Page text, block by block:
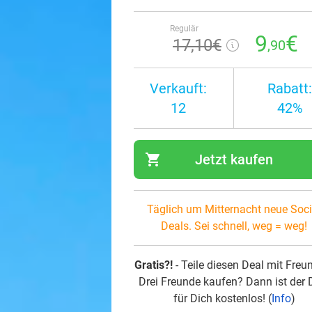
Regulär
17,10€ 9,90€
Verkauft:
12
Rabatt:
42%
shopping_cart Jetzt kaufen
Täglich um Mitternacht neue
Deals. Sei schnell, weg = weg!
Gratis?!- Teile diesen Deal mit
Drei Freunde kaufen? Dann ist der
für Dich kostenlos! (Info)